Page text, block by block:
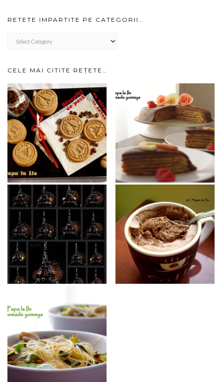
RETETE IMPARTITE PE CATEGORII…
IMPARTITE
CELE MAI CITITE REȚETE…